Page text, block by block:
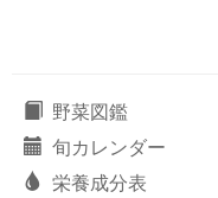
野菜図鑑
旬カレンダー
栄養成分表